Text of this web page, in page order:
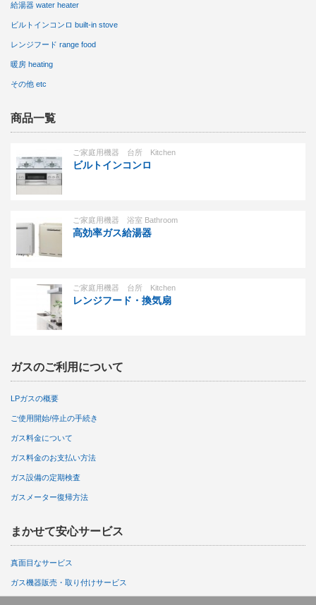
給湯器 water heater
ビルトインコンロ built-in stove
レンジフード range food
暖房 heating
その他 etc
商品一覧
ご家庭用機器 台所 Kitchen
ビルトインコンロ
ご家庭用機器 浴室 Bathroom
高効率ガス給湯器
ご家庭用機器 台所 Kitchen
レンジフード・換気扇
ガスのご利用について
LPガスの概要
ご使用開始/停止の手続き
ガス料金について
ガス料金のお支払い方法
ガス設備の定期検査
ガスメーター復帰方法
まかせて安心サービス
真面目なサービス
ガス機器販売・取り付けサービス